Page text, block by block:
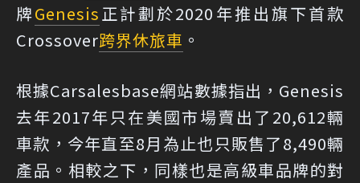
牌Genesis正計劃於2020年推出旗下首款
Crossover跨界休旅車 。
根據Carsalesbase網站數據指出，Genesis
去年2017年只在美國市場賣出了20,612輛
車款，今年直至8月為止也只販售了8,490輛
產品。相較之下，同樣也是高級車品牌的對